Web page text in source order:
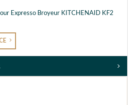
Expresso Broyeur KITCHENAID KF2